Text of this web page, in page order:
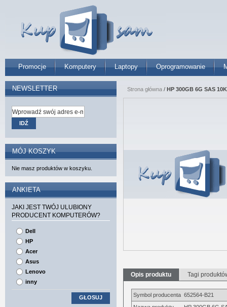
Promocje Komputery Laptopy Oprogramowanie
Strona główna / HP 300GB 6G SAS
Opis produktu Tagi
Symbol producenta 652564-B21
NEWSLETTER
IDŹ
MÓJ KOSZYK
Nie masz produktów w koszyku.
ANKIETA
JAKI JEST TWÓJ ULUBIONY
PRODUCENT KOMPUTERÓW?
Dell
HP
Acer
Asus
Lenovo
inny
GŁOSUJ